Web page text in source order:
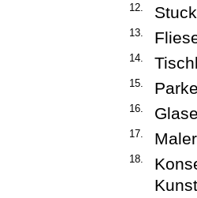
12.
13.
14.
15.
16.
17.
18.